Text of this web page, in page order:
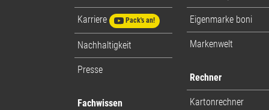
Karriere Pack's an!
Nachhaltigkeit
Presse
Fachwissen
Eigenmarke boni
Markenwelt
Rechner
Kartonrechner